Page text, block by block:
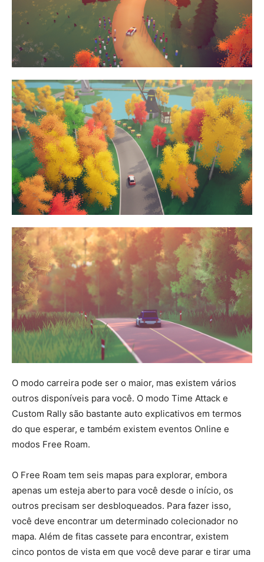
O modo carreira pode ser o maior, mas existem vários
outros disponíveis para você. O modo Time Attack e
Custom Rally são bastante auto explicativos em termos
do que esperar, e também existem eventos Online e
modos Free Roam.
O Free Roam tem seis mapas para explorar, embora
apenas um esteja aberto para você desde o início, os
outros precisam ser desbloqueados. Para fazer isso,
você deve encontrar um determinado colecionador no
mapa. Além de fitas cassete para encontrar, existem
cinco pontos de vista em que você deve parar e tirar uma